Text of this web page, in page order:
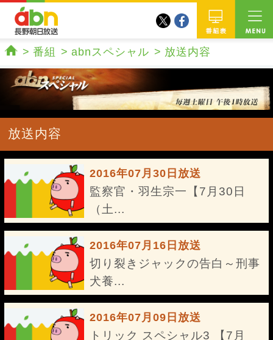
twitterfacebook
番組 abnスペシャル 放送内容
放送内容
2016年07月30日放送
監察官・羽生宗一【7月30日
（土...
2016年07月16日放送
切り裂きジャックの告白～刑事
犬養...
2016年07月09日放送
トリック スペシャル3 【7月